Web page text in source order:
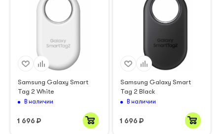
Samsung Galaxy Smart
Tag 2 White
В наличии
1 696 ₽
Samsung Galaxy Smart
Tag 2 Black
В наличии
1 696 ₽